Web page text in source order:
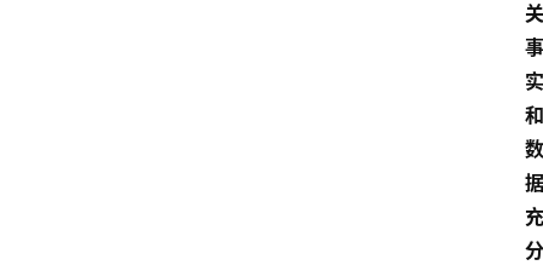
关
事
实
和
数
据
充
分